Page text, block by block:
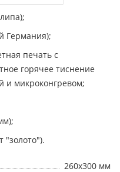
Германия);
печать с
горячее тиснение
и микроконгревом;
"золото").
260х300 мм